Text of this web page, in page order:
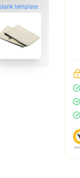
blank template